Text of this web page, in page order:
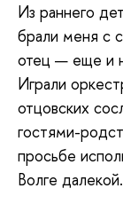
Из раннего
брали меня с
отец — еще и
Играли
отцовских
гостями-
просьбе
Волге